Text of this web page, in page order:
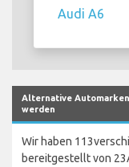
Audi A6
Alternative
werden
Wir haben
bereitgestellt von